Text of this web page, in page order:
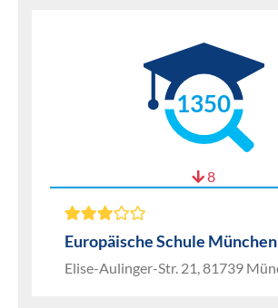
1350
8
Europäische Schule München
Elise-Aulinger-Str. 21, 81739